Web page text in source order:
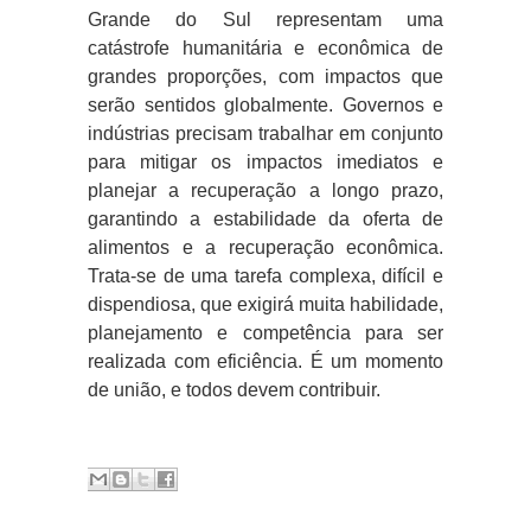
Grande do Sul representam uma
catástrofe humanitária e econômica de
grandes proporções, com impactos que
serão sentidos globalmente. Governos e
indústrias precisam trabalhar em conjunto
para mitigar os impactos imediatos e
planejar a recuperação a longo prazo,
garantindo a estabilidade da oferta de
alimentos e a recuperação econômica.
Trata-se de uma tarefa complexa, difícil e
dispendiosa, que exigirá muita habilidade,
planejamento e competência para ser
realizada com eficiência. É um momento
de união, e todos devem contribuir.